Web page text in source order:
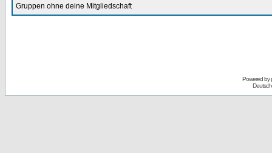
Gruppen ohne deine Mitgliedschaft
Powered by